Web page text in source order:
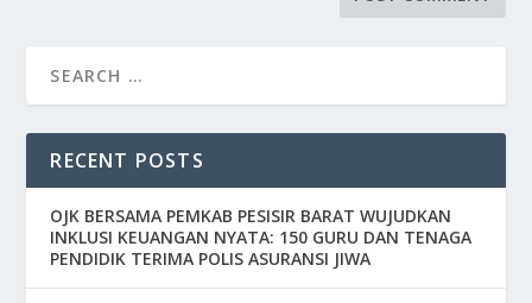
RECENT POSTS
OJK BERSAMA PEMKAB PESISIR BARAT WUJUDKAN
INKLUSI KEUANGAN NYATA: 150 GURU DAN TENAGA
PENDIDIK TERIMA POLIS ASURANSI JIWA